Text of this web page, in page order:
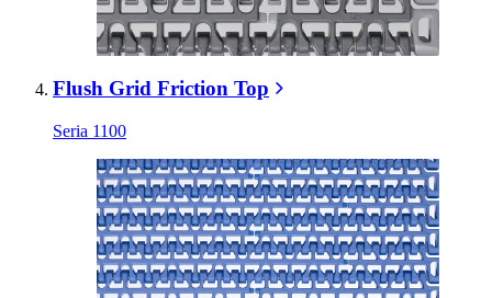
Flush Grid Friction Top
Seria 1100